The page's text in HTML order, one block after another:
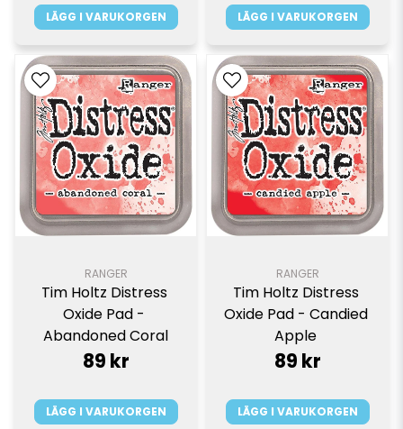
LÄGG I VARUKORGEN LÄGG I VARUKORGEN
RANGER
Tim Holtz Distress
Oxide Pad -
Abandoned Coral
89 kr
LÄGG I VARUKORGEN
RANGER
Tim Holtz Distress
Oxide Pad - Candied
Apple
89 kr
LÄGG I VARUKORGEN